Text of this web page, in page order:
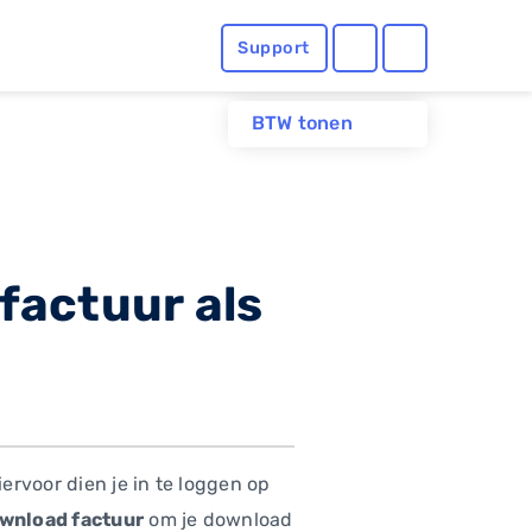
Support
BTW tonen
als
dien je in te loggen op
factuur om je download